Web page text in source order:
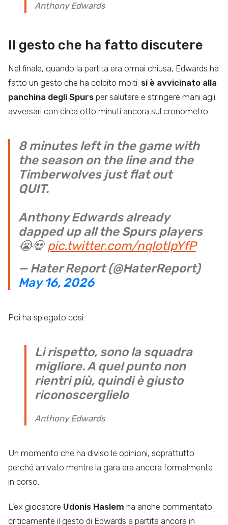
Anthony Edwards
Il gesto che ha fatto discutere
Nel finale, quando la partita era ormai chiusa, Edwards ha
fatto un gesto che ha colpito molti: si è avvicinato alla
panchina degli Spurs per salutare e stringere mani agli
avversari con circa otto minuti ancora sul cronometro.
8 minutes left in the game with
the season on the line and the
Timberwolves just flat out
QUIT.
Anthony Edwards already
dapped up all the Spurs players
😭💀 pic.twitter.com/nqlotIpYfP
— Hater Report (@HaterReport)
May 16, 2026
Poi ha spiegato così:
Li rispetto, sono la squadra
migliore. A quel punto non
rientri più, quindi è giusto
riconoscerglielo
Anthony Edwards
Un momento che ha diviso le opinioni, soprattutto
perché arrivato mentre la gara era ancora formalmente
in corso.
L’ex giocatore Udonis Haslem ha anche commentato
criticamente il gesto di Edwards a partita ancora in